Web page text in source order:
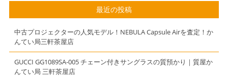
ル オートマテ
ィック SS】
リング
最近の投稿
中古プロジェクターの人気モデル！NEBULA Capsule Airを査定！か
んてい局三軒茶屋店
GUCCI GG1089SA-005 チェーン付きサングラスの質預かり｜質屋か
んてい局 三軒茶屋店